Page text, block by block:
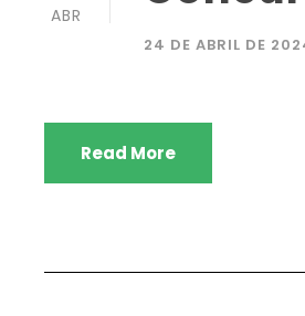
ABR
24 DE ABRIL DE
Read More